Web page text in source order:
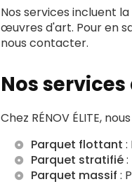
Nos services incluent la
œuvres d'art. Pour en
nous contacter.
Nos
Chez RÉNOV ÉLITE,
Parquet flottant :
Parquet stratifié
Parquet massif :